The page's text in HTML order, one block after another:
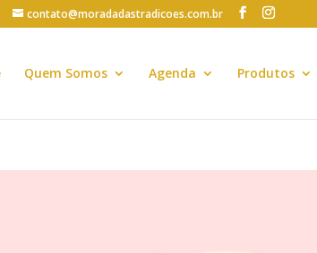
contato@moradadastradicoes.com.br
Quem Somos Agenda Produtos